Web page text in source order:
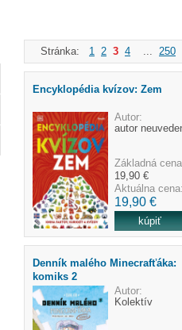
Stránka: 1 2 3 4 ... 250
Encyklopédia kvízov: Zem
Autor:
autor
Základná
19,90 €
Aktuálna
19,90 €
Denník malého Minecrafťáka:
komiks 2
Autor:
Kolektív